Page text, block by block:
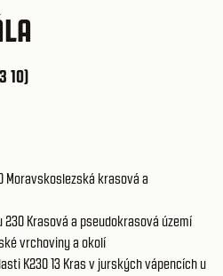
10)
Moravskoslezská krasová a
230 Krasová a pseudokrasová území
vrchoviny a okolí
K230 13 Kras v jurských vápencích u